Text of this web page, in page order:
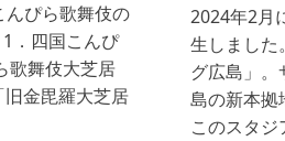
んぴら歌舞伎の
．四国こんぴ
歌舞伎大芝居
金毘羅大芝居
2024年2月
生しました
グ広島」。
島の新本拠
このスタ